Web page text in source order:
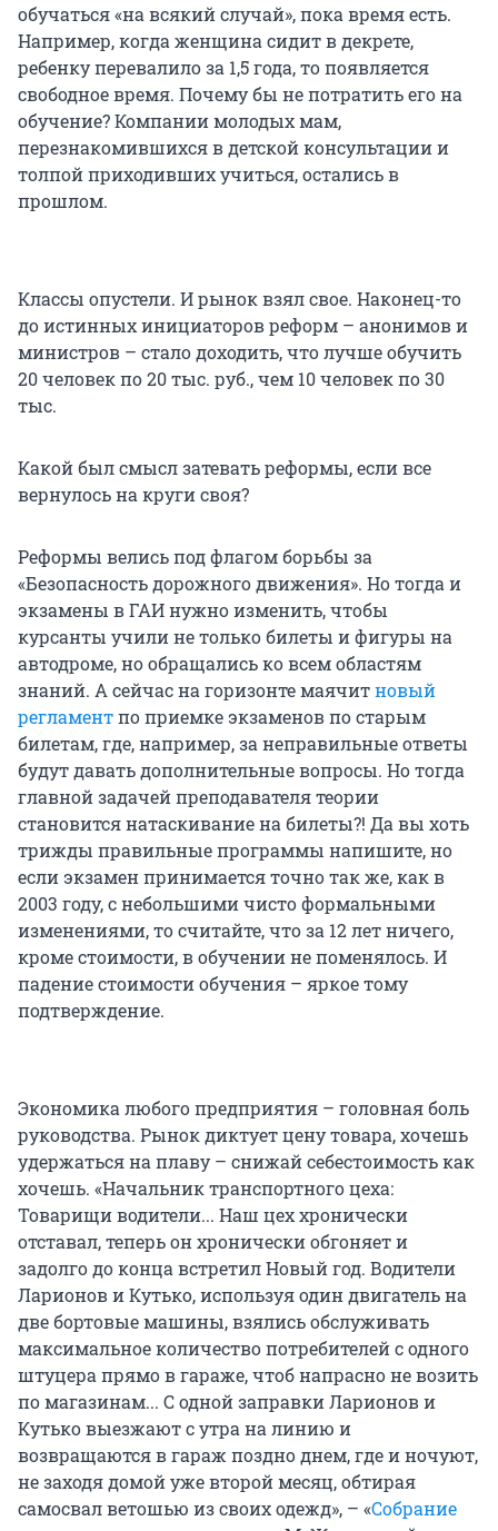
обучаться «на всякий случай», пока время есть.
Например, когда женщина сидит в декрете,
ребенку перевалило за 1,5 года, то появляется
свободное время. Почему бы не потратить его на
обучение? Компании молодых мам,
перезнакомившихся в детской консультации и
толпой приходивших учиться, остались в
прошлом.
Классы опустели. И рынок взял свое. Наконец-то
до истинных инициаторов реформ – анонимов и
министров – стало доходить, что лучше обучить
20 человек по 20 тыс. руб., чем 10 человек по 30
тыс.
Какой был смысл затевать реформы, если все
вернулось на круги своя?
Реформы велись под флагом борьбы за
«Безопасность дорожного движения». Но тогда и
экзамены в ГАИ нужно изменить, чтобы
курсанты учили не только билеты и фигуры на
автодроме, но обращались ко всем областям
знаний. А сейчас на горизонте маячитновый
регламентпо приемке экзаменов по старым
билетам, где, например, за неправильные ответы
будут давать дополнительные вопросы. Но тогда
главной задачей преподавателя теории
становится натаскивание на билеты?! Да вы хоть
трижды правильные программы напишите, но
если экзамен принимается точно так же, как в
2003 году, с небольшими чисто формальными
изменениями, то считайте, что за 12 лет ничего,
кроме стоимости, в обучении не поменялось. И
падение стоимости обучения – яркое тому
подтверждение.
Экономика любого предприятия – головная боль
руководства. Рынок диктует цену товара, хочешь
удержаться на плаву – снижай себестоимость как
хочешь. «Начальник транспортного цеха:
Товарищи водители... Наш цех хронически
отставал, теперь он хронически обгоняет и
задолго до конца встретил Новый год. Водители
Ларионов и Кутько, используя один двигатель на
две бортовые машины, взялись обслуживать
максимальное количество потребителей с одного
штуцера прямо в гараже, чтоб напрасно не возить
по магазинам... С одной заправки Ларионов и
Кутько выезжают с утра на линию и
возвращаются в гараж поздно днем, где и ночуют,
не заходя домой уже второй месяц, обтирая
самосвал ветошью из своих одежд», – «Собрание